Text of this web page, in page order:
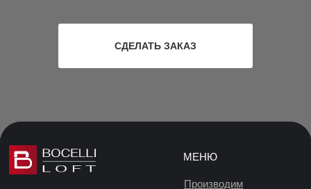
СДЕЛАТЬ ЗАКАЗ
МЕНЮ
Производим